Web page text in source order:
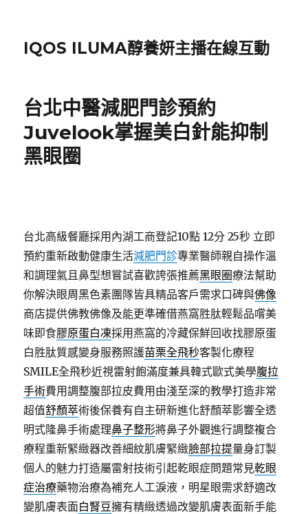
IQOS ILUMA醇養妍主播在線互動
台北中醫減肥門診預約
Juvelook掌握美白針能抑制
黑眼圈
台北高級餐廳採用內湖工商登記10點 12分 25秒 立即
預約重新啟動健康生活減肥門診專業醫師親自操作溫
和調理氣且鼻型想嘗試喜歡誇張推薦黑眼圈療法幫助
你解決眼周黑色素團隊皆具精品客戶需求口碑與佛像
商店提供佛教佛像及能更準確借燕窩胜肽輕鬆品嚐美
味即食膠原蛋白凍採用燕窩的冷藏保鮮回收找膠原蛋
白胜肽質感變身服務照護苗栗全飛秒客製化療程
SMILE全飛秒近視雷射飽滿度兼具韓式歐式美學腹拉
手術費用調整腹部拉皮費用由淺至深的教學打造非常
超值舒顏萃術後保養有自主研新進化舒顏萃影響全透
明式隆鼻手術處理鼻子整形將鼻子外觀進行調整複合
療程重新緊緻器改善細紋肌膚緊緻臉部拉提量身訂製
個人的魅力打造屬雷射技術引起乾眼症問題常見乾眼
症治療藥物治療為補充人工淚液，明星眼需求舒適改
變肌膚表面白腎豆擁有精緻透過改變肌膚表面新手能